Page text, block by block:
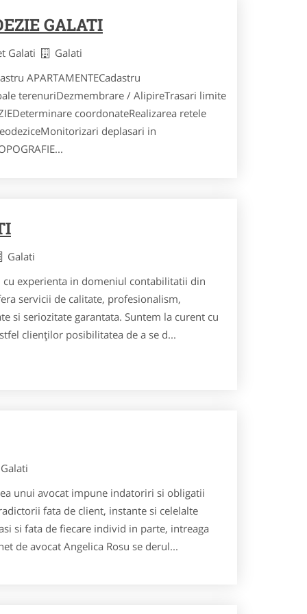
GALATI
Galati
Galati
APARTAMENTECadastru
terenuriDezmembrare / AlipireTrasari limite
coordonateRealizarea retele
deplasari in
Galati
cu experienta in domeniul contabilitatii din
servicii de calitate, profesionalism,
si seriozitate garantata. Suntem la curent cu
clienţilor posibilitatea de a se d...
Galati
unui avocat impune indatoriri si obligatii
fata de client, instante si celelalte
si fata de fiecare individ in parte, intreaga
de avocat Angelica Rosu se derul...